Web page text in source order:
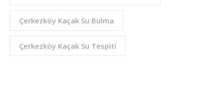
Çerkezköy Kaçak Su Bulma
Çerkezköy Kaçak Su Tespiti